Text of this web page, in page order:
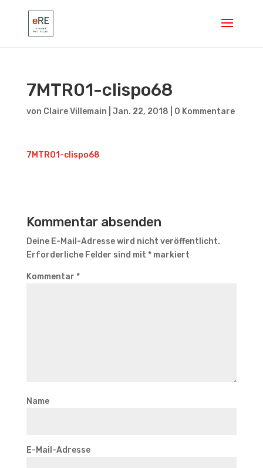
7MTR01-clispo68
von Claire Villemain Jan. 22, 2018 0 Kommentare
7MTR01-clispo68
Kommentar absenden
Deine E-Mail-Adresse wird nicht veröffentlicht.
Erforderliche Felder sind mit *markiert
Kommentar *
Name
E-Mail-Adresse